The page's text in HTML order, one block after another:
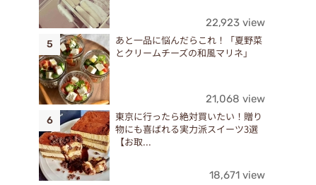
22,923 view
あと一品に悩んだらこれ！「夏野菜
とクリームチーズの和風マリネ」
21,068 view
東京に行ったら絶対買いたい！贈り
物にも喜ばれる実力派スイーツ3選
【お取...
18,671 view